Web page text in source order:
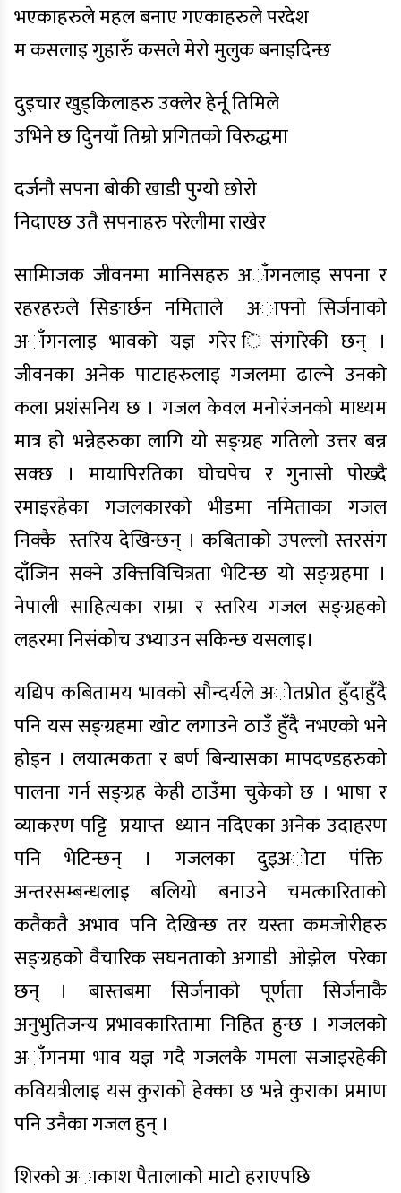
भएकाहरुले महल बनाए गएकाहरुले परदेश
म कसलाइ गुहारुँ कसले मेराे मुलुक बनाइदिन्छ
दुइचार खुड्किलाहरु उक्लेर हेर्नू तिमिले
उभिने छ दुिनयाँ तिम्रो प्रगितकाे विरुद्धमा
दर्जनौ सपना बाेकी खाडी पुग्याे छाेराे
निदाएछ उतै सपनाहरु परेलीमा राखेर
सामािजक जीवनमा मानिसहरु अाँगनलाइ सपना र
रहरहरुले सिङार्छन नमिताले अाफ्नाे सिर्जनाकाे
अाँगनलाइ भावकाे यज्ञ गरेर िसंगारेकी छन् ।
जीवनका अनेक पाटाहरुलाइ गजलमा ढाल्ने उनकाे
कला प्रशंसनिय छ । गजल केवल मनाेरंजनकाे माध्यम
मात्र हाे भन्नेहरुका लागि याे सङ्ग्रह गतिलो उत्तर बन्न
सक्छ । मायापिरतिका घाेचपेच र गुनासाे पाेख्दै
रमाइरहेका गजलकारकाे भीडमा नमिताका गजल
निक्कै स्तरिय देखिन्छन् । कबिताको उपल्लाे स्तरसंग
दाँजिन सक्ने उक्त्तिविचित्रता भेटिन्छ याे सङ्ग्रहमा ।
नेपाली साहित्यका राम्रा र स्तरिय गजल सङ्ग्रहकाे
लहरमा निसंकोच उभ्याउन सकिन्छ यसलाइ।
यद्यिप कबितामय भावकाे सौन्दर्यले अाेतप्राेत हुँदाहुँदै
पनि यस सङ्ग्रहमा खाेट लगाउने ठाउँ हुँदै नभएकाे भने
हाेइन । लयात्मकता र बर्ण बिन्यासका मापदण्डहरुकाे
पालना गर्न सङ्ग्रह केही ठाउँमा चुकेकाे छ । भाषा र
व्याकरण पट्टि प्रयाप्त ध्यान नदिएका अनेक उदाहरण
पनि भेटिन्छन् । गजलका दुइअाेटा पंक्ति
अन्तरसम्बन्धलाइ बलियो बनाउने चमत्कारिताकाे
कतैकतै अभाव पनि देखिन्छ तर यस्ता कमजाेरीहरु
सङ्ग्रहकाे वैचारिक सघनताकाे अगाडी ओझेल परेका
छन् । बास्तबमा सिर्जनाकाे पूर्णता सिर्जनाकै
अनुभुतिजन्य प्रभावकारितामा निहित हुन्छ । गजलकाे
अाँगनमा भाव यज्ञ गदै गजलकै गमला सजाइरहेकी
कवियत्रीलाइ यस कुराकाे हेक्का छ भन्ने कुराका प्रमाण
पनि उनैका गजल हुन् ।
शिरकाे अाकाश पैतालाकाे माटाे हराएपछि